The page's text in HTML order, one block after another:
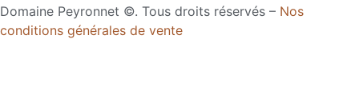
Domaine Peyronnet ©. Tous droits réservés – Nos
conditions générales de vente